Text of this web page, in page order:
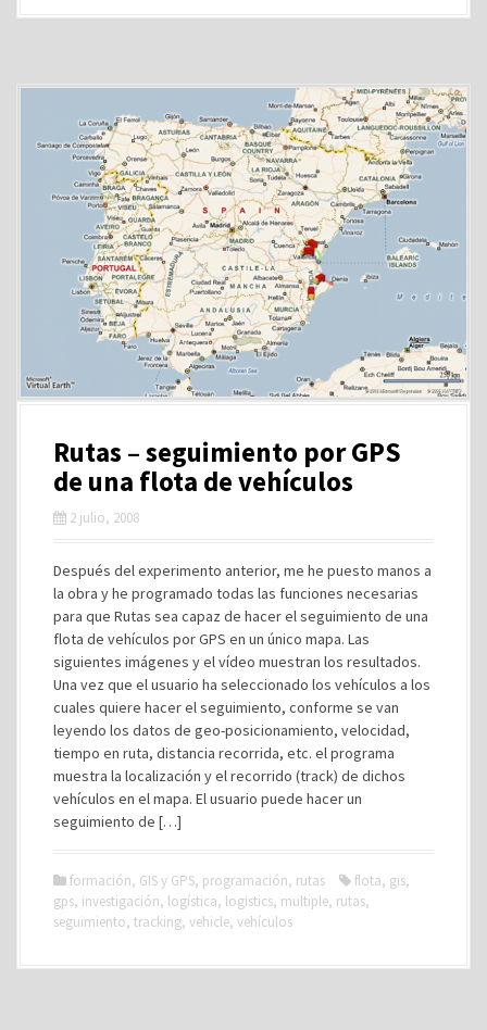
Rutas – seguimiento por GPS
de una flota de vehículos
2 julio, 2008
Después del experimento anterior, me he puesto manos a
la obra y he programado todas las funciones necesarias
para que Rutas sea capaz de hacer el seguimiento de una
flota de vehículos por GPS en un único mapa. Las
siguientes imágenes y el vídeo muestran los resultados.
Una vez que el usuario ha seleccionado los vehículos a los
cuales quiere hacer el seguimiento, conforme se van
leyendo los datos de geo-posicionamiento, velocidad,
tiempo en ruta, distancia recorrida, etc. el programa
muestra la localización y el recorrido (track) de dichos
vehículos en el mapa. El usuario puede hacer un
seguimiento de […]
formación, GIS y GPS, programación, rutas flota, gis,
gps, investigación, logística, logistics, multiple, rutas,
seguimiento, tracking, vehicle, vehículos